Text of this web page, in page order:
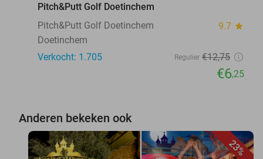
Pitch&Putt Golf Doetinchem
Pitch&Putt Golf Doetinchem
9.7 star
Doetinchem
Verkocht: 1.705
Regulier €12,75
€6,25
Anderen bekeken ook
23%